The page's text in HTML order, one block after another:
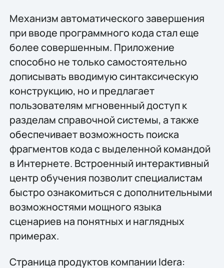
Механизм автоматического завершения
при вводе программного кода стал еще
более совершенным. Приложение
способно не только самостоятельно
дописывать вводимую синтаксическую
конструкцию, но и предлагает
пользователям мгновенный доступ к
разделам справочной системы, а также
обеспечивает возможность поиска
фрагментов кода с выделенной командой
в Интернете. Встроенный интерактивный
центр обучения позволит специалистам
быстро ознакомиться с дополнительными
возможностями мощного языка
сценариев на понятных и наглядных
примерах.
Страница продуктов компании Idera: